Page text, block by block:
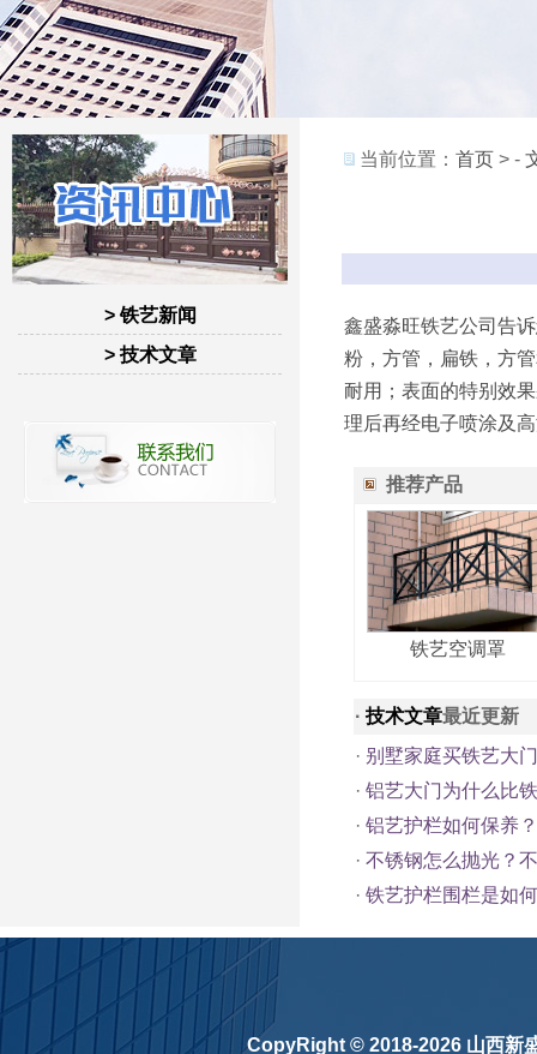
> 铁艺新闻
> 技术文章
当前位置： 首页 > -
鑫盛淼旺铁艺公司告
粉，方管，扁铁，方
耐用；表面的特别效
理后再经电子喷涂及
推荐产品
铁艺空调罩
· 技术文章最近更新
· 别墅家庭买铁艺大
· 铝艺大门为什么比
· 铝艺护栏如何保养
· 不锈钢怎么抛光？
· 铁艺护栏围栏是如
CopyRight © 2018-2026 山西新